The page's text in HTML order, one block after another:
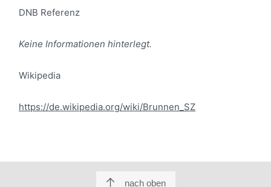
DNB Referenz
Keine Informationen hinterlegt.
Wikipedia
https://de.wikipedia.org/wiki/Brunnen_SZ
nach oben